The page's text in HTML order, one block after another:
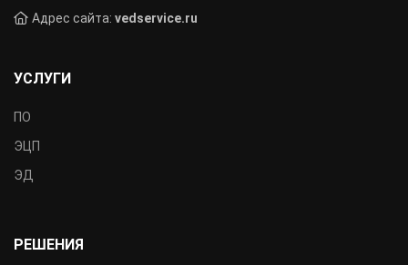
Адрес сайта: vedservice.ru
УСЛУГИ
ПО
ЭЦП
ЭД
РЕШЕНИЯ